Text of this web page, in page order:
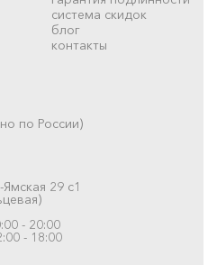
система скидок
блог
контакты
по России)
29 с1
- 20:00
- 18:00